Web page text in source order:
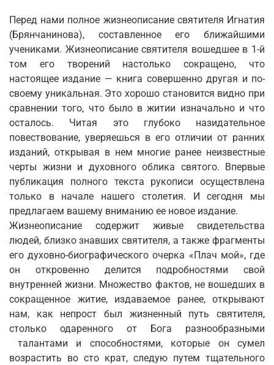
Перед нами полное жизнеописание святителя Игнатия
(Брянчанинова), составленное его ближайшими
учениками. Жизнеописание святителя вошедшее в 1-й
том его творений настолько сокращено, что
настоящее издание — книга совершенно другая и по-
своему уникальная. Это хорошо становится видно при
сравнении того, что было в житии изначально и что
осталось. Читая это глубоко назидательное
повествование, уверяешься в его отличии от ранних
изданий, открывая в нем многие ранее неизвестные
черты жизни и духовного облика святого. Впервые
публикация полного текста рукописи осуществлена
только в начале нашего столетия. И сегодня мы
предлагаем вашему вниманию ее новое издание.
Жизнеописание содержит живые свидетельства
людей, близко знавших святителя, а также фрагменты
его духовно-биографического очерка «Плач мой», где
он откровенно делится подробностями свой
внутренней жизни. Множество фактов, не вошедших в
сокращенное житие, издаваемое ранее, открывают
нам, как непрост был жизненный путь святителя,
столько одаренного от Бога разнообразными
талантами и способностями, которые он сумел
возрастить во сто крат, следую путем тщательного